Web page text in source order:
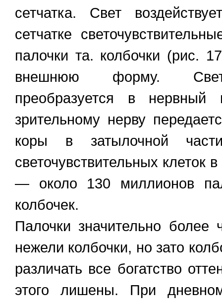
сетчатка. Свет
сетчатке
палочки та. колбочки (рис.
внешнюю форму.
преобразуется в нервный
зрительному нерву
коры в затылочной
светочувствительных клеток
— около 130 миллионов
колбочек.
Палочки значительно более
нежели колбочки, но зато
различать все богатство
этого лишены. При